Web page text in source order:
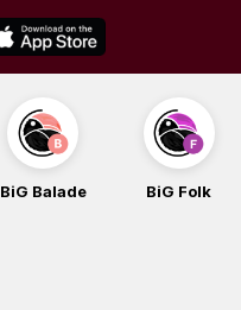
BiG Balade BiG Folk